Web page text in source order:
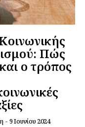
Πώς
ο τρόπος
- 9 Ιουνίου 2024